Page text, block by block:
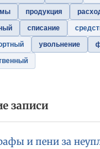
продукция
списание
увольнение
записи
и пени за